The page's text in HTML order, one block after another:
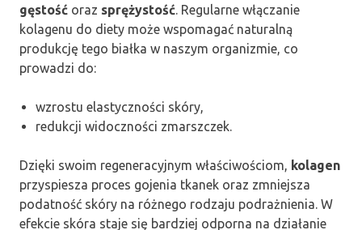
gęstość oraz sprężystość. Regularne włączanie
kolagenu do diety może wspomagać naturalną
produkcję tego białka w naszym organizmie, co
prowadzi do:
wzrostu elastyczności skóry,
redukcji widoczności zmarszczek.
Dzięki swoim regeneracyjnym właściwościom, kolagen
przyspiesza proces gojenia tkanek oraz zmniejsza
podatność skóry na różnego rodzaju podrażnienia. W
efekcie skóra staje się bardziej odporna na działanie